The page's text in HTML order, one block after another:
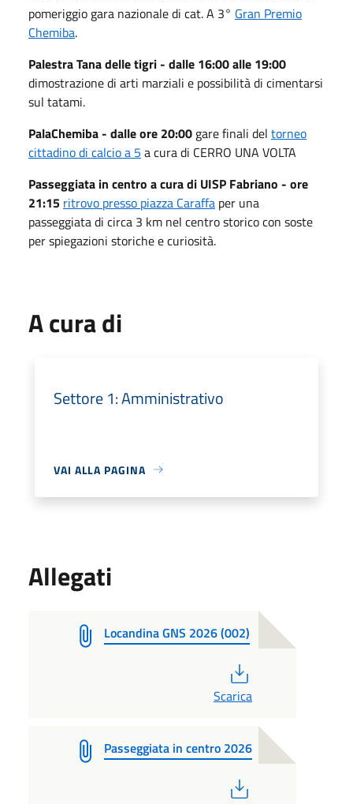
pomeriggio gara nazionale di cat. A 3° Gran Premio
Chemiba.
Palestra Tana delle tigri - dalle 16:00 alle 19:00
dimostrazione di arti marziali e possibilità di cimentarsi
sul tatami.
PalaChemiba - dalle ore 20:00 gare finali del torneo
cittadino di calcio a 5 a cura di CERRO UNA VOLTA
Passeggiata in centro a cura di UISP Fabriano - ore
21:15 ritrovo presso piazza Caraffa per una
passeggiata di circa 3 km nel centro storico con soste
per spiegazioni storiche e curiosità.
A cura di
Settore 1: Amministrativo
VAI ALLA PAGINA
Allegati
Locandina GNS 2026 (002)
Scarica
Passeggiata in centro 2026